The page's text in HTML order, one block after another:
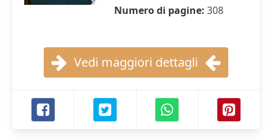
Numero di pagine: 308
Vedi maggiori dettagli